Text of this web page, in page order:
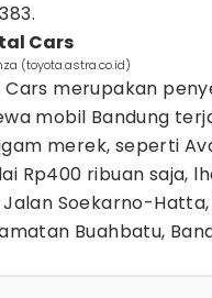
Cars
(toyota.astra.co.id)
Cars merupakan
mobil Bandung
merek, seperti
Rp400 ribuan saja,
Soekarno-Hatta,
Buahbatu,